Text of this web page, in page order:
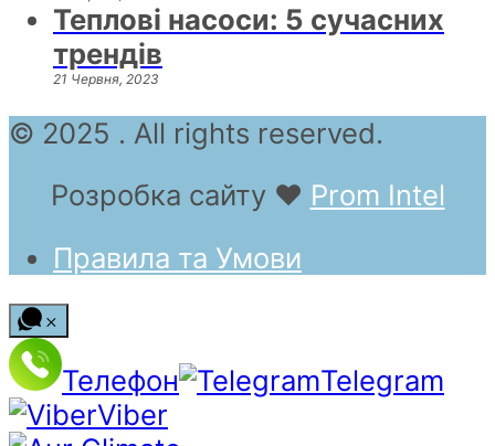
Теплові насоси: 5 сучасних
трендів
21 Червня, 2023
© 2025 . All rights reserved.
Розробка сайту ❤ Prom Intel
Правила та Умови
Телефон
Telegram
Viber